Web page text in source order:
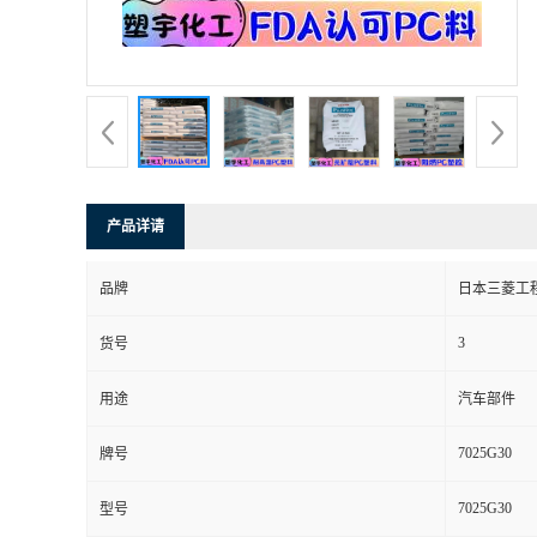
产品详请
品牌 日本三菱工
货号 3
用途 汽车部件
牌号 7025G30
型号 7025G30